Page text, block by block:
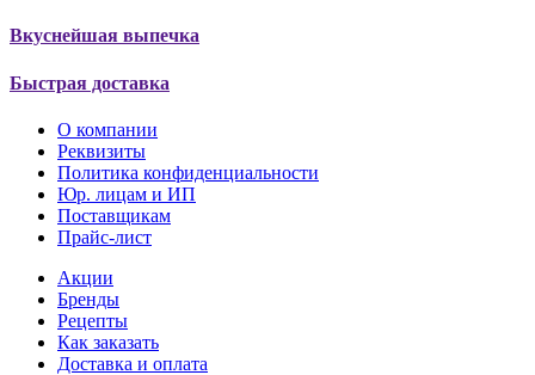
Вкуснейшая выпечка
Быстрая доставка
О компании
Реквизиты
Политика конфиденциальности
Юр. лицам и ИП
Поставщикам
Прайс-лист
Акции
Бренды
Рецепты
Как заказать
Доставка и оплата